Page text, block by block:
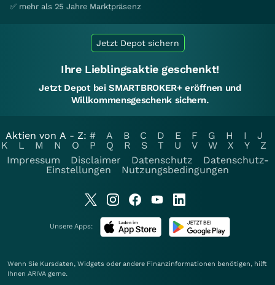
✅ mehr als 25 Jahre Marktpräsenz
Jetzt Depot sichern
Ihre Lieblingsaktie geschenkt!
Jetzt Depot bei SMARTBROKER+ eröffnen und
Willkommensgeschenk sichern.
Aktien von A - Z: # A B C D E F G H I
J
K
L M N O P Q R S T U V W X Y
Z
Impressum
Disclaimer Datenschutz
Datenschutz-
Einstellungen
Nutzungsbedingungen
Unsere Apps:
Wenn Sie Kursdaten, Widgets oder andere Finanzinformationen benötigen, hilft
Ihnen ARIVA gerne.